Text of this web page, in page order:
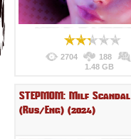
2704 188
1.48 GB
STEPMOM: Milf Scandal
(Rus/Eng) (2024)